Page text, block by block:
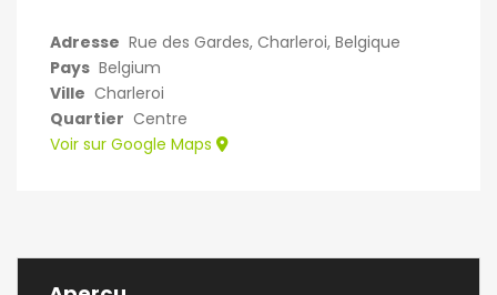
Adresse Rue des Gardes, Charleroi, Belgique
Pays Belgium
Ville Charleroi
Quartier Centre
Voir sur Google Maps